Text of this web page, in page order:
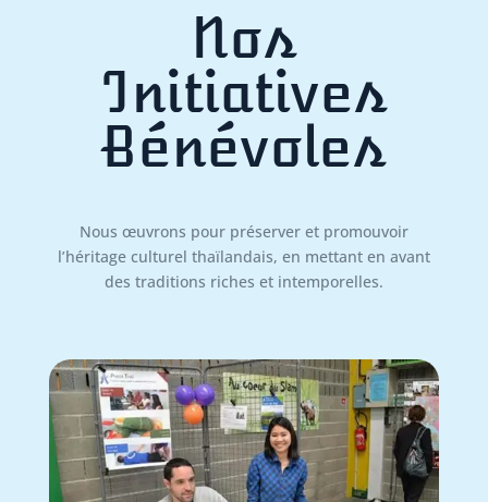
Nos
Initiatives
Bénévoles
Nous œuvrons pour préserver et promouvoir
l’héritage culturel thaïlandais, en mettant en avant
des traditions riches et intemporelles.